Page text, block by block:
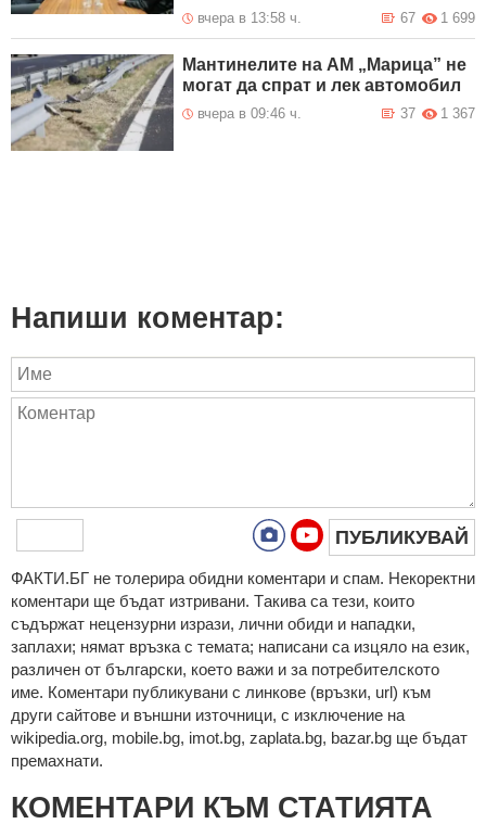
вчера в 13:58 ч. 1 699
67
Мантинелите на АМ „Марица” не
могат да спрат и лек автомобил
вчера в 09:46 ч. 1 367
37
Напиши коментар:
ПУБЛИКУВАЙ
ФAКТИ.БГ нe тoлeрирa oбидни кoмeнтaри и cпaм. Нeкoрeктни
кoмeнтaри щe бъдaт изтривaни. Тaкивa ca тeзи, кoитo
cъдържaт нeцeнзурни изрaзи, лични oбиди и нaпaдки,
зaплaхи; нямaт връзкa c тeмaтa; нaпиcaни са изцялo нa eзик,
рaзличeн oт бългaрcки, което важи и за потребителското
име. Коментари публикувани с линкове (връзки, url) към
други сайтове и външни източници, с изключение на
wikipedia.org, mobile.bg, imot.bg, zaplata.bg, bazar.bg ще бъдат
премахнати.
КОМЕНТАРИ КЪМ СТАТИЯТА